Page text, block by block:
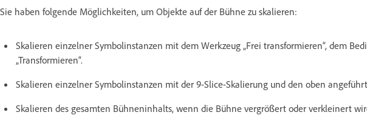
Sie haben folgende Möglichkeiten, um Objekte auf der Bühne zu skalieren:
Skalieren einzelner Symbolinstanzen mit dem Werkzeug „Frei transformieren“, dem
„Transformieren“.
Skalieren einzelner Symbolinstanzen mit der 9-Slice-Skalierung und den oben
Skalieren des gesamten Bühneninhalts, wenn die Bühne vergrößert oder verkleinert